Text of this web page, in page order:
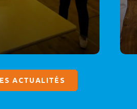
ACTUALITÉS